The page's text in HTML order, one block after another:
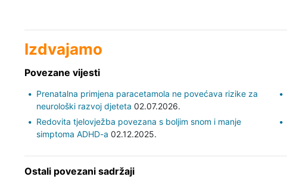
Izdvajamo
Povezane vijesti
Prenatalna primjena paracetamola ne povećava rizike za
neurološki razvoj djeteta 02.07.2026.
Redovita tjelovježba povezana s boljim snom i manje
simptoma ADHD-a 02.12.2025.
Ostali povezani sadržaji